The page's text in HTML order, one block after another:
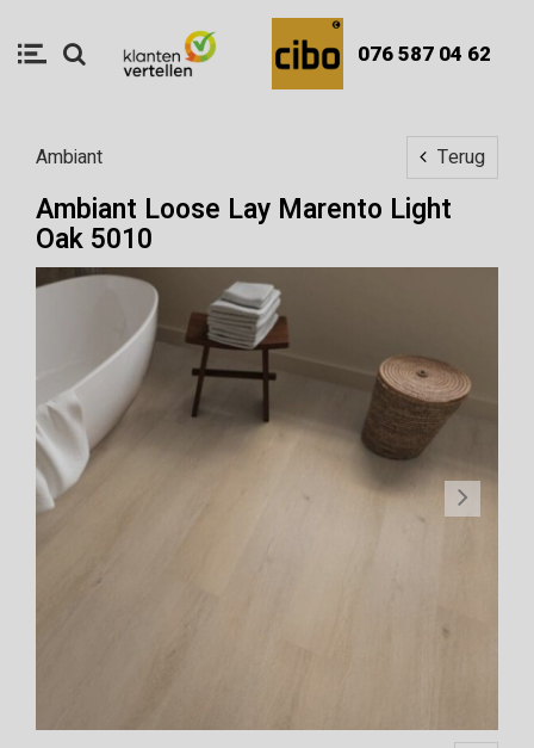
076 587 04 62
Ambiant Terug
Ambiant Loose Lay Marento Light
Oak 5010